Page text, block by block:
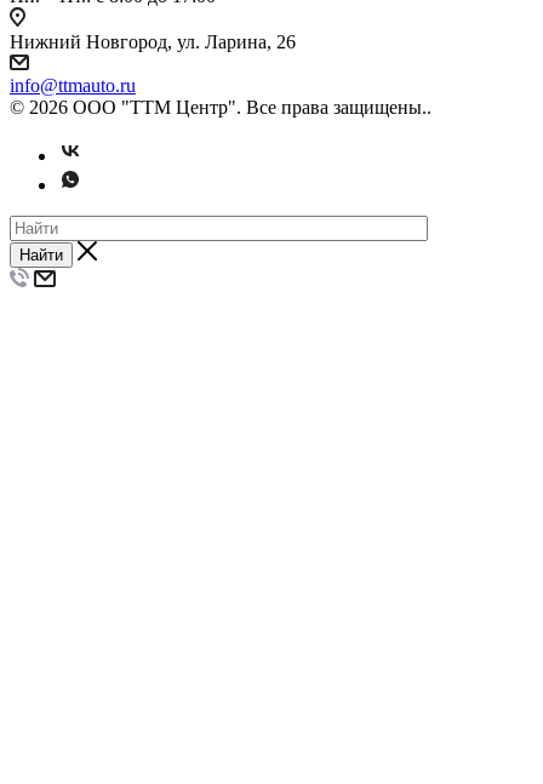
Нижний Новгород, ул. Ларина, 26
info@ttmauto.ru
© 2026 ООО "ТТМ Центр". Все права защищены..
Найти